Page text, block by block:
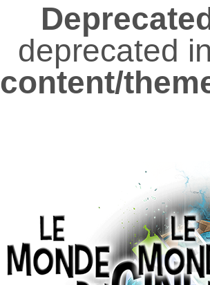
deprecated in
content/